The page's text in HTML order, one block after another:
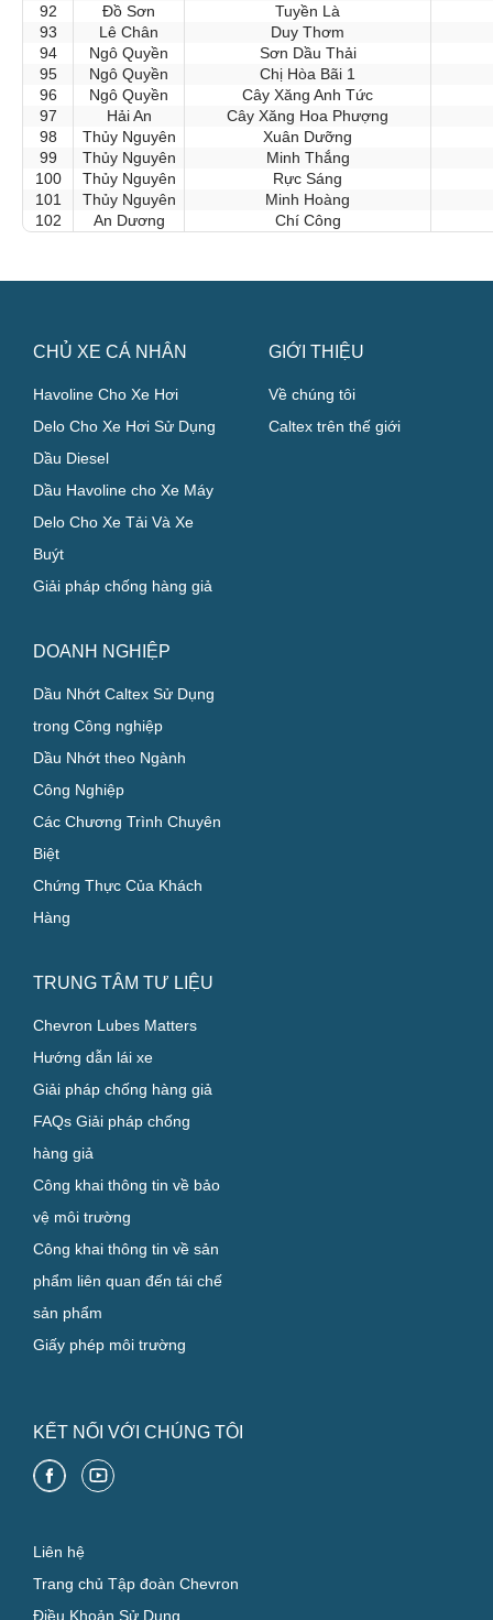
92
Đồ Sơn
Tuyền Là
93
Lê Chân
Duy Thơm
94
Ngô Quyền
Sơn Dầu Thải
95
Ngô Quyền
Chị Hòa Bãi 1
96
Ngô Quyền
Cây Xăng Anh Tức
97
Hải An
Cây Xăng Hoa Phượng
98
Thủy Nguyên
Xuân Dưỡng
99
Thủy Nguyên
Minh Thắng
100
Thủy Nguyên
Rực Sáng
101
Thủy Nguyên
Minh Hoàng
102
An Dương Chí Công
CHỦ XE CÁ NHÂN
Havoline Cho Xe Hơi
Delo Cho Xe Hơi Sử Dụng
Dầu Diesel
Dầu Havoline cho Xe Máy
Delo Cho Xe Tải Và Xe
Buýt
Giải pháp chống hàng giả
DOANH NGHIỆP
Dầu Nhớt Caltex Sử Dụng
trong Công nghiệp
Dầu Nhớt theo Ngành
Công Nghiệp
Các Chương Trình Chuyên
Biệt
Chứng Thực Của Khách
Hàng
TRUNG TÂM TƯ LIỆU
Chevron Lubes Matters
Hướng dẫn lái xe
Giải pháp chống hàng giả
FAQs Giải pháp chống
hàng giả
Công khai thông tin về bảo
vệ môi trường
Công khai thông tin về sản
phẩm liên quan đến tái chế
sản phẩm
Giấy phép môi trường
GIỚI THIỆU
Về chúng tôi
Caltex trên thế giới
KẾT NỐI VỚI CHÚNG TÔI
Liên hệ
Trang chủ Tập đoàn Chevron
Điều Khoản Sử Dụng